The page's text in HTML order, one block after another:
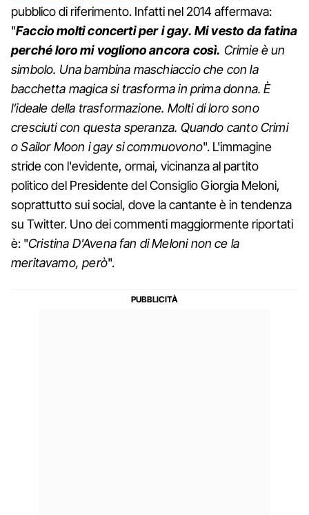
pubblico di riferimento. Infatti nel 2014 affermava:
"Faccio molti concerti per i gay. Mi vesto da fatina
perché loro mi vogliono ancora così. Crimie è un
simbolo. Una bambina maschiaccio che con la
bacchetta magica si trasforma in prima donna. È
l’ideale della trasformazione. Molti di loro sono
cresciuti con questa speranza. Quando canto Crimi
o Sailor Moon i gay si commuovono". L'immagine
stride con l'evidente, ormai, vicinanza al partito
politico del Presidente del Consiglio Giorgia Meloni,
soprattutto sui social, dove la cantante è in tendenza
su Twitter. Uno dei commenti maggiormente riportati
è: "Cristina D'Avena fan di Meloni non ce la
meritavamo, però".